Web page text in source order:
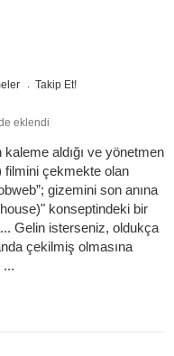
Takip Et!
eklendi
aldığı ve yönetmen
filmini çekmekte olan
gizemini son anına
konseptindeki bir
Gelin isterseniz, oldukça
çekilmiş olmasına
...